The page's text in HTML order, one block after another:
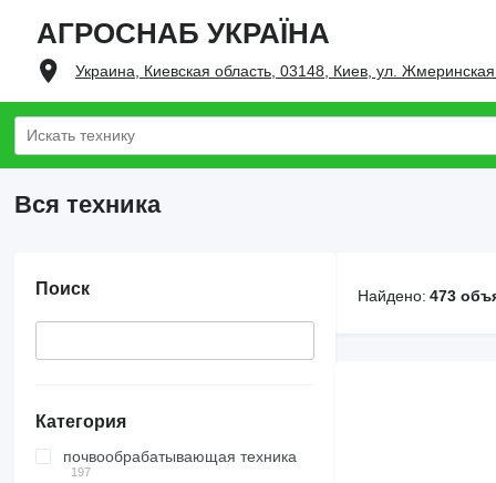
АГРОСНАБ УКРАЇНА
Украина, Киевская область, 03148, Киев, ул.
Вся техника
Поиск
Категория
почвообрабатывающая техника
Найдено: 473